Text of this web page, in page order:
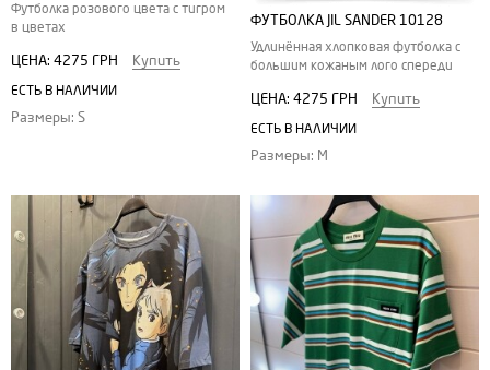
Футболка розового цвета с тигром
в цветах
ЦЕНА: 4275 ГРН Купить
ЕСТЬ В НАЛИЧИИ
Размеры: S
ФУТБОЛКА JIL SANDER 10128
Удлинённая хлопковая футболка с
большим кожаным лого спереди
ЦЕНА: 4275 ГРН Купить
ЕСТЬ В НАЛИЧИИ
Размеры: M